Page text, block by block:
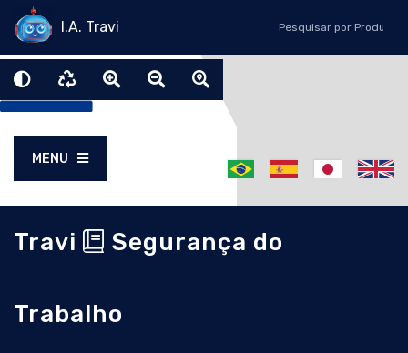
I.A. Travi
MENU
Travi Segurança do
Trabalho